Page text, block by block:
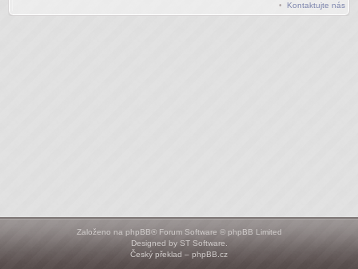
• Kontaktujte nás
Založeno na phpBB® Forum Software © phpBB Limited
Designed by ST Software
Český překlad – phpBB.cz